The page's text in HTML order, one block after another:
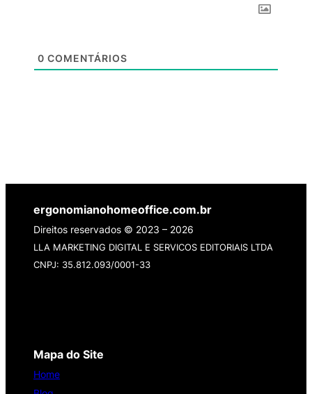
0 COMENTÁRIOS
ergonomianohomeoffice.com.br
Direitos reservados © 2023 – 2026
LLA MARKETING DIGITAL E SERVICOS EDITORIAIS LTDA
CNPJ: 35.812.093/0001-33
Mapa do Site
Home